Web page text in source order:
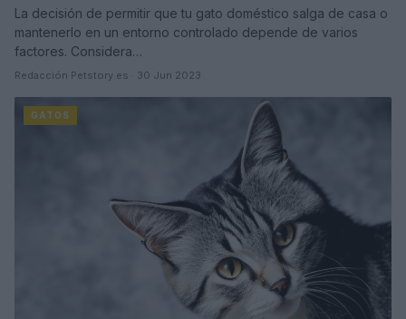
La decisión de permitir que tu gato doméstico salga de casa o
mantenerlo en un entorno controlado depende de varios
factores. Considera…
Redacción Petstory.es · 30 Jun 2023
GATOS